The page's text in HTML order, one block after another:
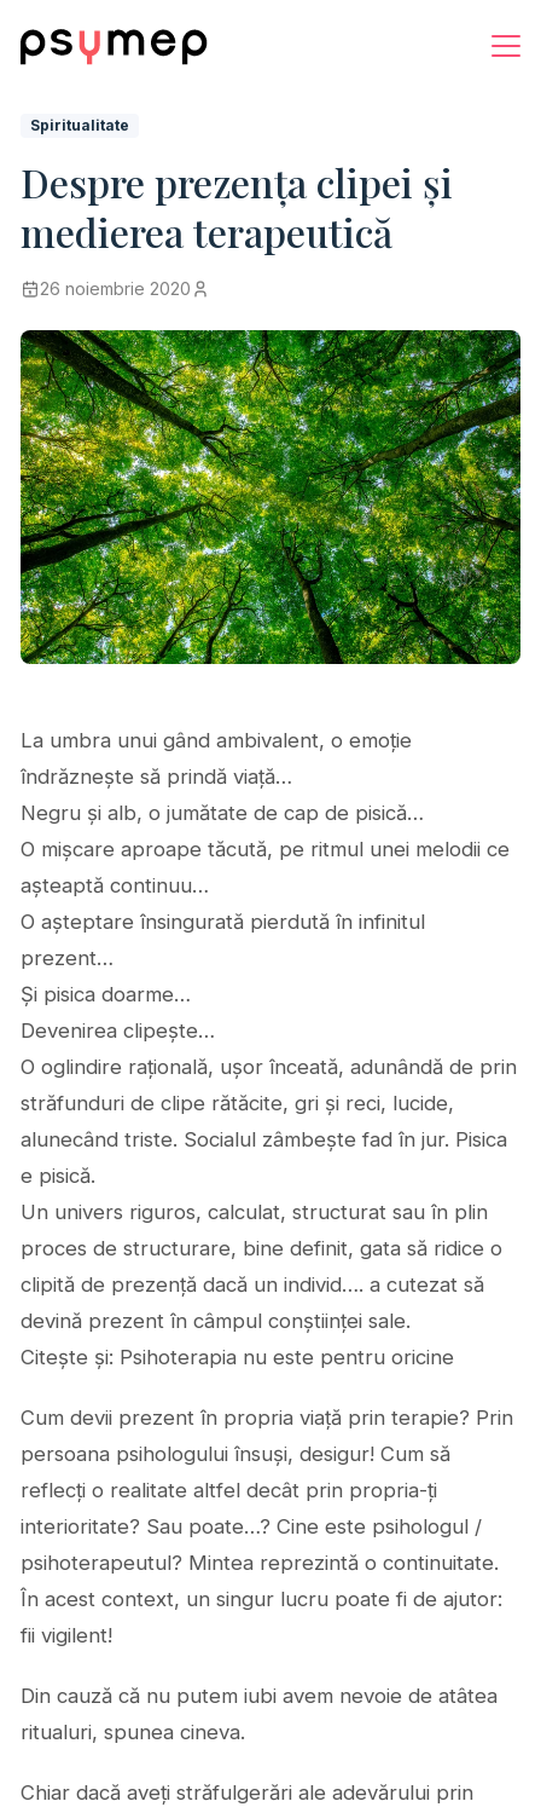
Spiritualitate
Despre prezența clipei și
medierea terapeutică
26 noiembrie 2020
La umbra unui gând ambivalent, o emoție
îndrăznește să prindă viață…
Negru și alb, o jumătate de cap de pisică…
O mișcare aproape tăcută, pe ritmul unei melodii ce
așteaptă continuu…
O așteptare însingurată pierdută în infinitul
prezent…
Și pisica doarme…
Devenirea clipește…
O oglindire rațională, ușor înceată, adunândă de prin
străfunduri de clipe rătăcite, gri și reci, lucide,
alunecând triste. Socialul zâmbește fad în jur. Pisica
e pisică.
Un univers riguros, calculat, structurat sau în plin
proces de structurare, bine definit, gata să ridice o
clipită de prezență dacă un individ…. a cutezat să
devină prezent în câmpul conștiinței sale.
Citește și: Psihoterapia nu este pentru oricine
Cum devii prezent în propria viață prin terapie? Prin
persoana psihologului însuși, desigur! Cum să
reflecți o realitate altfel decât prin propria-ți
interioritate? Sau poate…? Cine este psihologul /
psihoterapeutul? Mintea reprezintă o continuitate.
În acest context, un singur lucru poate fi de ajutor:
fii vigilent!
Din cauză că nu putem iubi avem nevoie de atâtea
ritualuri, spunea cineva.
Chiar dacă aveți străfulgerări ale adevărului prin